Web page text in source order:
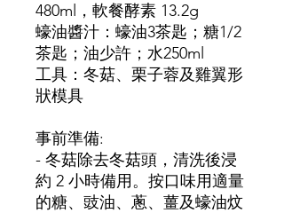
480ml，軟餐酵素 13.2g
蠔油醬汁：蠔油3茶匙；糖1/2
茶匙；油少許；水250ml
工具：冬菇、栗子蓉及雞翼形
狀模具
事前準備:
- 冬菇除去冬菇頭，清洗後浸
約 2 小時備用。按口味用適量
的糖、豉油、蔥、薑及蠔油炆